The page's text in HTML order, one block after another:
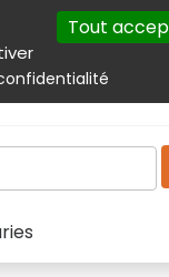
Tout
Autres services
Droit